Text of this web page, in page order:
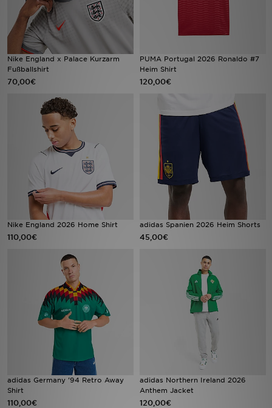
Nike England x Palace Kurzarm
Fußballshirt
70,00€
PUMA Portugal 2026 Ronaldo #7
Heim Shirt
120,00€
Nike England 2026 Home Shirt
110,00€
adidas Spanien 2026 Heim Shorts
45,00€
adidas Germany '94 Retro Away
Shirt
110,00€
adidas Northern Ireland 2026
Anthem Jacket
120,00€
Kinder
Bestsellers
JD Exklusives
Lade Die APP
Geschenkkarte
Filialfinder
Mein JD
Meine Nachrichten
Bestellverfolgung
Hilfe & Kontakt
Trending Styles